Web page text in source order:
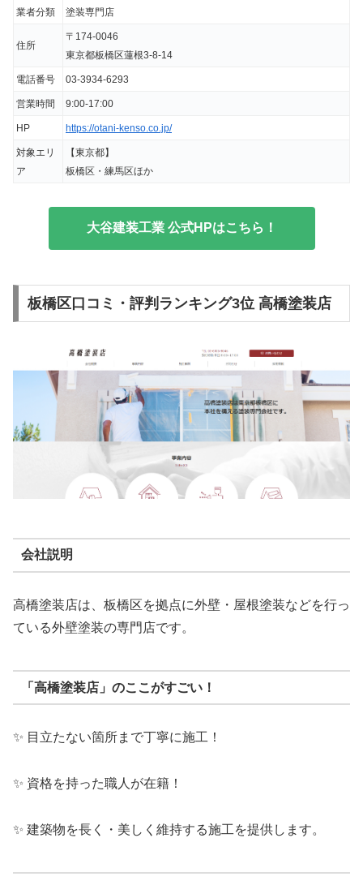
業者分類 塗装専門店
住所
〒174-0046
東京都板橋区蓮根3-8-14
電話番号 03-3934-6293
営業時間 9:00-17:00
HP https://otani-kenso.co.jp/
対象エリ
ア
【東京都】
板橋区・練馬区ほか
大谷建装工業 公式HPはこちら！
板橋区口コミ・評判ランキング3位 高橋塗装店
会社説明
高橋塗装店は、板橋区を拠点に外壁・屋根塗装などを行っ
ている外壁塗装の専門店です。
「高橋塗装店」のここがすごい！
✨ 目立たない箇所まで丁寧に施工！
✨ 資格を持った職人が在籍！
✨ 建築物を長く・美しく維持する施工を提供します。